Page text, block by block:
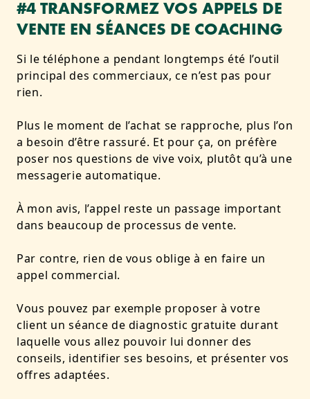
#4 TRANSFORMEZ VOS APPELS DE
VENTE EN SÉANCES DE COACHING
Si le téléphone a pendant longtemps été l’outil
principal des commerciaux, ce n’est pas pour
rien.
Plus le moment de l’achat se rapproche, plus l’on
a besoin d’être rassuré. Et pour ça, on préfère
poser nos questions de vive voix, plutôt qu’à une
messagerie automatique.
À mon avis, l’appel reste un passage important
dans beaucoup de processus de vente.
Par contre, rien de vous oblige à en faire un
appel commercial.
Vous pouvez par exemple proposer à votre
client un séance de diagnostic gratuite durant
laquelle vous allez pouvoir lui donner des
conseils, identifier ses besoins, et présenter vos
offres adaptées.